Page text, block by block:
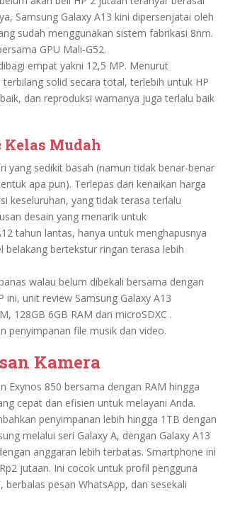
Samsung Galaxy A13 kini dipersenjatai oleh
sudah menggunakan sistem fabrikasi 8nm.
GPU Mali-G52.
empat yakni 12,5 MP. Menurut
solid secara total, terlebih untuk HP
dan reproduksi warnanya juga terlalu baik
Mudah
yang sedikit basah (namun tidak benar-benar
apa pun). Terlepas dari kenaikan harga
keseluruhan, yang tidak terasa terlalu
desain yang menarik untuk
tahun lantas, hanya untuk menghapusnya
belakang bertekstur ringan terasa lebih
walau belum dibekali bersama dengan
unit review Samsung Galaxy A13
128GB 6GB RAM dan microSDXC .
penyimpanan file musik dan video.
Kamera
Exynos 850 bersama dengan RAM hingga
cepat dan efisien untuk melayani Anda.
penyimpanan lebih hingga 1TB dengan
melalui seri Galaxy A, dengan Galaxy A13
anggaran lebih terbatas. Smartphone ini
jutaan. Ini cocok untuk profil pengguna
pesan WhatsApp, dan sesekali